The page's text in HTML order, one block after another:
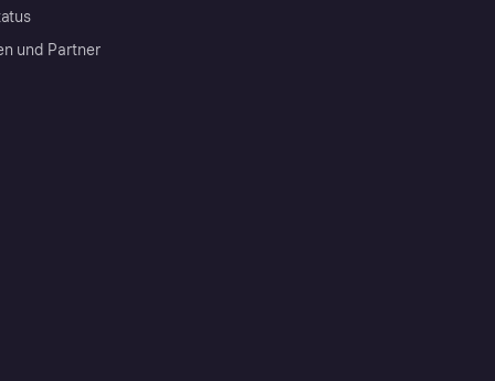
und Partner